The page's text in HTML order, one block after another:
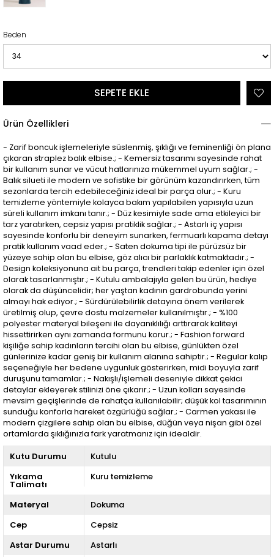
Beden
Ürün Özellikleri
- Zarif boncuk işlemeleriyle süslenmiş, şıklığı ve feminenliği ön plana
çıkaran straplez balık elbise.; - Kemersiz tasarımı sayesinde rahat
bir kullanım sunar ve vücut hatlarınıza mükemmel uyum sağlar.; -
Balık silueti ile modern ve sofistike bir görünüm kazandırırken, tüm
sezonlarda tercih edebileceğiniz ideal bir parça olur.; - Kuru
temizleme yöntemiyle kolayca bakım yapılabilen yapısıyla uzun
süreli kullanım imkanı tanır.; - Düz kesimiyle sade ama etkileyici bir
tarz yaratırken, cepsiz yapısı pratiklik sağlar.; - Astarlı iç yapısı
sayesinde konforlu bir deneyim sunarken, fermuarlı kapama detayı
pratik kullanım vaad eder.; - Saten dokuma tipi ile pürüzsüz bir
yüzeye sahip olan bu elbise, göz alıcı bir parlaklık katmaktadır.; -
Design koleksiyonuna ait bu parça, trendleri takip edenler için özel
olarak tasarlanmıştır.; - Kutulu ambalajıyla gelen bu ürün, hediye
olarak da düşüncelidir; her yaştan kadının gardrobunda yerini
almayı hak ediyor.; - Sürdürülebilirlik detayına önem verilerek
üretilmiş olup, çevre dostu malzemeler kullanılmıştır.; - %100
polyester materyal bileşeni ile dayanıklılığı arttırarak kaliteyi
hissettirirken aynı zamanda formunu korur.; - Fashion forward
kişiliğe sahip kadınların tercihi olan bu elbise, günlükten özel
günlerinize kadar geniş bir kullanım alanına sahiptir.; - Regular kalıp
seçeneğiyle her bedene uygunluk gösterirken, midi boyuyla zarif
duruşunu tamamlar.; - Nakışlı/işlemeli deseniyle dikkat çekici
detaylar ekleyerek stilinizi öne çıkarır.; - Uzun kolları sayesinde
mevsim geçişlerinde de rahatça kullanılabilir; düşük kol tasarımının
sunduğu konforla hareket özgürlüğü sağlar.; - Carmen yakası ile
modern çizgilere sahip olan bu elbise, düğün veya nişan gibi özel
ortamlarda şıklığınızla fark yaratmanız için idealdir.
Kutu Durumu
Kutulu
Yıkama
Talimatı
Kuru temizleme
Materyal
Dokuma
Cep
Cepsiz
Astar Durumu
Astarlı